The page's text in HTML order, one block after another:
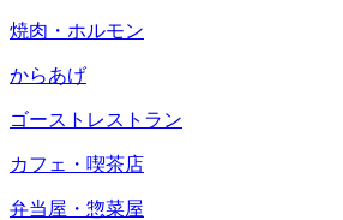
焼肉・ホルモン
からあげ
ゴーストレストラン
カフェ・喫茶店
弁当屋・惣菜屋